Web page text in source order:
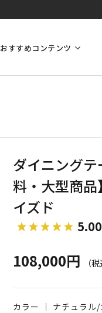
おすすめコンテンツ
ダイニング
料・大型商
イズド
5.00
108,000円 （税
カラー ｜ ナチュラル